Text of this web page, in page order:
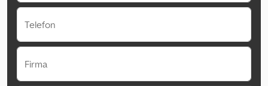
Telefon
Firma